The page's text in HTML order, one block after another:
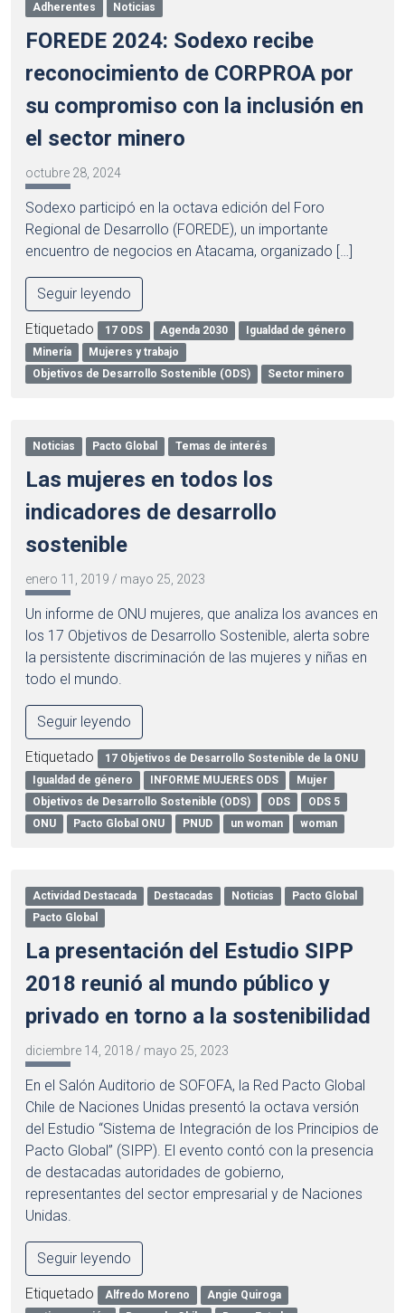
Adherentes Noticias
FOREDE 2024: Sodexo recibe
reconocimiento de CORPROA por
su compromiso con la inclusión en
el sector minero
octubre 28, 2024
Sodexo participó en la octava edición del Foro
Regional de Desarrollo (FOREDE), un importante
encuentro de negocios en Atacama, organizado […]
Seguir leyendo
Etiquetado 17 ODS Agenda 2030
Igualdad de género
Minería
Mujeres y trabajo
Objetivos de Desarrollo Sostenible (ODS)
Sector minero
Noticias Pacto Global Temas de interés
Las mujeres en todos los
indicadores de desarrollo
sostenible
enero 11, 2019 / mayo 25, 2023
Un informe de ONU mujeres, que analiza los avances en
los 17 Objetivos de Desarrollo Sostenible, alerta sobre
la persistente discriminación de las mujeres y niñas en
todo el mundo.
Seguir leyendo
Etiquetado
17 Objetivos de Desarrollo Sostenible de la ONU
Igualdad de género
INFORME MUJERES ODS
Mujer
Objetivos de Desarrollo Sostenible (ODS)
ODS
ODS 5
ONU
Pacto Global ONU PNUD un woman woman
Actividad Destacada Destacadas Noticias
Pacto Global
Pacto Global
La presentación del Estudio SIPP
2018 reunió al mundo público y
privado en torno a la sostenibilidad
diciembre 14, 2018/ mayo 25, 2023
En el Salón Auditorio de SOFOFA, la Red Pacto Global
Chile de Naciones Unidas presentó la octava versión
del Estudio “Sistema de Integración de los Principios de
Pacto Global” (SIPP). El evento contó con la presencia
de destacadas autoridades de gobierno,
representantes del sector empresarial y de Naciones
Unidas.
Seguir leyendo
Etiquetado Alfredo Moreno
Angie Quiroga